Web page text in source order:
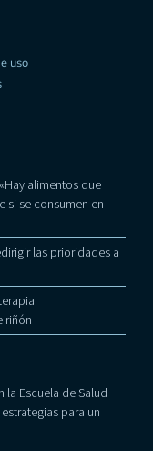
uso
alimentos que
si se consumen en
las prioridades a
riñón
la Escuela de Salud
para un